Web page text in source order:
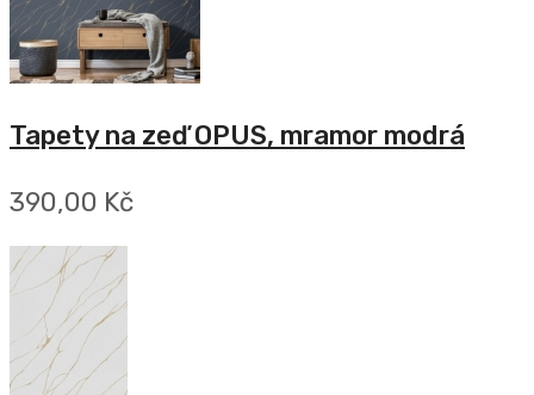
Tapety na zeď OPUS, mramor modrá
390,00 Kč